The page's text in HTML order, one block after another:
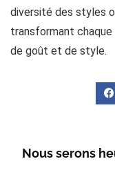
diversité des styles
transformant chaque
de goût et de style​​.
Nous serons